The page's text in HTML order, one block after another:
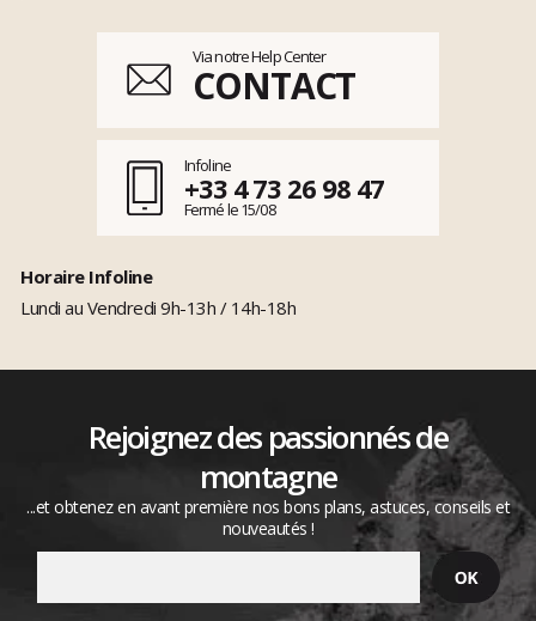
Via notre Help Center
CONTACT
Infoline
+33 4 73 26 98 47
Fermé le 15/08
Horaire Infoline
Lundi au Vendredi 9h-13h / 14h-18h
Rejoignez des passionnés de
montagne
...et obtenez en avant première nos bons plans, astuces, conseils et
nouveautés !